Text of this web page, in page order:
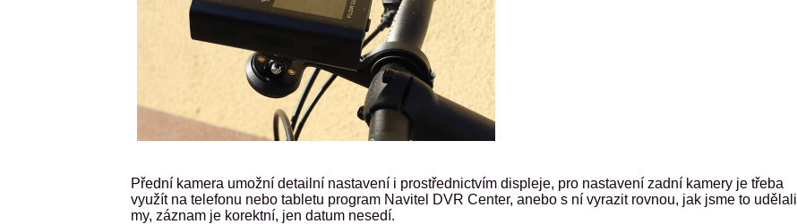
Přední kamera umožní detailní nastavení i prostřednictvím displeje, pro nastavení zadní kamery je třeba
využít na telefonu nebo tabletu program Navitel DVR Center, anebo s ní vyrazit rovnou, jak jsme to udělali
my, záznam je korektní, jen datum nesedí.